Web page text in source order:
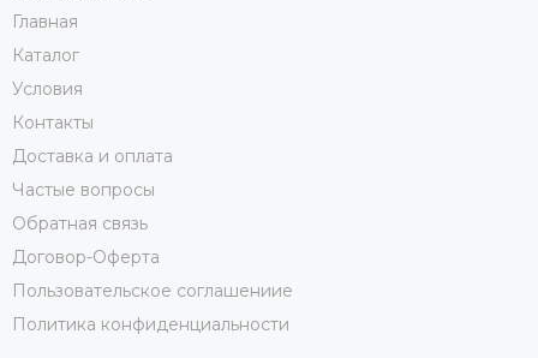
Главная
Каталог
Условия
Контакты
Доставка и оплата
Частые вопросы
Обратная связь
Договор-Оферта
Пользовательское соглашениие
Политика конфиденциальности